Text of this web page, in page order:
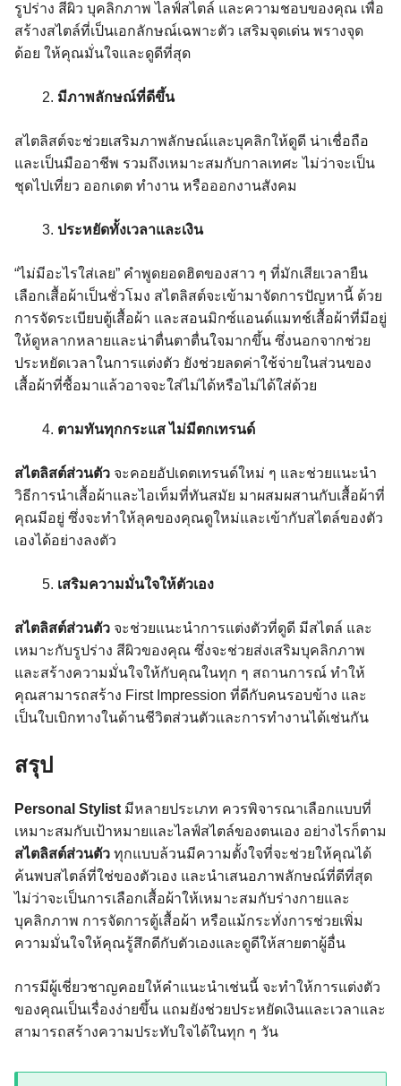
รูปร่าง สีผิว บุคลิกภาพ ไลฟ์สไตล์ และความชอบของคุณ เพื่อ
สร้างสไตล์ที่เป็นเอกลักษณ์เฉพาะตัว เสริมจุดเด่น พรางจุด
ด้อย ให้คุณมั่นใจและดูดีที่สุด
มีภาพลักษณ์ที่ดีขึ้น
สไตลิสต์จะช่วยเสริมภาพลักษณ์และบุคลิกให้ดูดี น่าเชื่อถือ
และเป็นมืออาชีพ รวมถึงเหมาะสมกับกาลเทศะ ไม่ว่าจะเป็น
ชุดไปเที่ยว ออกเดต ทำงาน หรือออกงานสังคม
ประหยัดทั้งเวลาและเงิน
“ไม่มีอะไรใส่เลย” คำพูดยอดฮิตของสาว ๆ ที่มักเสียเวลายืน
เลือกเสื้อผ้าเป็นชั่วโมง สไตลิสต์จะเข้ามาจัดการปัญหานี้ ด้วย
การจัดระเบียบตู้เสื้อผ้า และสอนมิกซ์แอนด์แมทช์เสื้อผ้าที่มีอยู่
ให้ดูหลากหลายและน่าตื่นตาตื่นใจมากขึ้น ซึ่งนอกจากช่วย
ประหยัดเวลาในการแต่งตัว ยังช่วยลดค่าใช้จ่ายในส่วนของ
เสื้อผ้าที่ซื้อมาแล้วอาจจะใส่ไม่ได้หรือไม่ได้ใส่ด้วย
ตามทันทุกกระแส ไม่มีตกเทรนด์
สไตลิสต์ส่วนตัว จะคอยอัปเดตเทรนด์ใหม่ ๆ และช่วยแนะนำ
วิธีการนำเสื้อผ้าและไอเท็มที่ทันสมัย มาผสมผสานกับเสื้อผ้าที่
คุณมีอยู่ ซึ่งจะทำให้ลุคของคุณดูใหม่และเข้ากับสไตล์ของตัว
เองได้อย่างลงตัว
เสริมความมั่นใจให้ตัวเอง
สไตลิสต์ส่วนตัว จะช่วยแนะนำการแต่งตัวที่ดูดี มีสไตล์ และ
เหมาะกับรูปร่าง สีผิวของคุณ ซึ่งจะช่วยส่งเสริมบุคลิกภาพ
และสร้างความมั่นใจให้กับคุณในทุก ๆ สถานการณ์ ทำให้
คุณสามารถสร้าง First Impression ที่ดีกับคนรอบข้าง และ
เป็นใบเบิกทางในด้านชีวิตส่วนตัวและการทำงานได้เช่นกัน
สรุป
Personal Stylistมีหลายประเภท ควรพิจารณาเลือกแบบที่
เหมาะสมกับเป้าหมายและไลฟ์สไตล์ของตนเอง อย่างไรก็ตาม
สไตลิสต์ส่วนตัว ทุกแบบล้วนมีความตั้งใจที่จะช่วยให้คุณได้
ค้นพบสไตล์ที่ใช่ของตัวเอง และนำเสนอภาพลักษณ์ที่ดีที่สุด
ไม่ว่าจะเป็นการเลือกเสื้อผ้าให้เหมาะสมกับร่างกายและ
บุคลิกภาพ การจัดการตู้เสื้อผ้า หรือแม้กระทั่งการช่วยเพิ่ม
ความมั่นใจให้คุณรู้สึกดีกับตัวเองและดูดีให้สายตาผู้อื่น
การมีผู้เชี่ยวชาญคอยให้คำแนะนำเช่นนี้ จะทำให้การแต่งตัว
ของคุณเป็นเรื่องง่ายขึ้น แถมยังช่วยประหยัดเงินและเวลาและ
สามารถสร้างความประทับใจได้ในทุก ๆ วัน